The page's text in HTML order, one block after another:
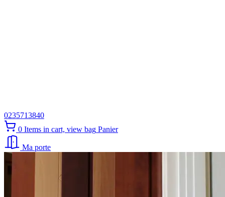
0235713840
0 Items in cart, view bag Panier
Ma porte